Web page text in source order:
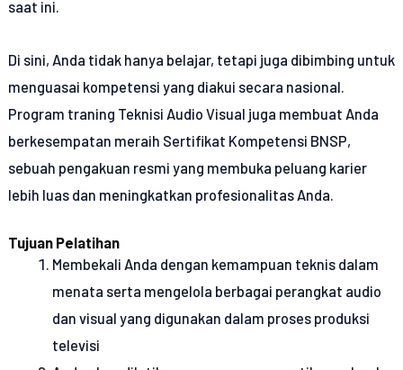
saat ini.
Di sini, Anda tidak hanya belajar, tetapi juga dibimbing untuk
menguasai kompetensi yang diakui secara nasional.
Program traning Teknisi Audio Visual juga membuat Anda
berkesempatan meraih Sertifikat Kompetensi BNSP,
sebuah pengakuan resmi yang membuka peluang karier
lebih luas dan meningkatkan profesionalitas Anda.
Tujuan Pelatihan
Membekali Anda dengan kemampuan teknis dalam
menata serta mengelola berbagai perangkat audio
dan visual yang digunakan dalam proses produksi
televisi